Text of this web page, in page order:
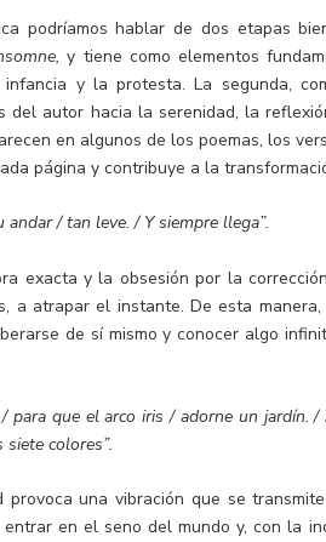
podríamos hablar de dos etapas
y tiene como elementos
y la protesta. La segunda,
del autor hacia la serenidad, la
en algunos de los poemas, los
página y contribuye a la
andar / tan leve. / Y siempre llega”.
exacta y la obsesión por la
a atrapar el instante. De esta
de sí mismo y conocer algo
para que el arco iris / adorne un jardín.
colores”.
provoca una vibración que se
en el seno del mundo y, con la